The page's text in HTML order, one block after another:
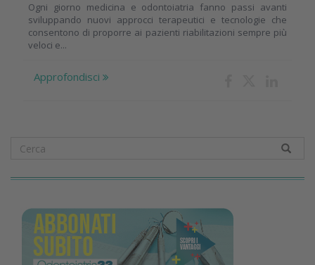
Ogni giorno medicina e odontoiatria fanno passi avanti
sviluppando nuovi approcci terapeutici e tecnologie che
consentono di proporre ai pazienti riabilitazioni sempre più
veloci e...
Approfondisci